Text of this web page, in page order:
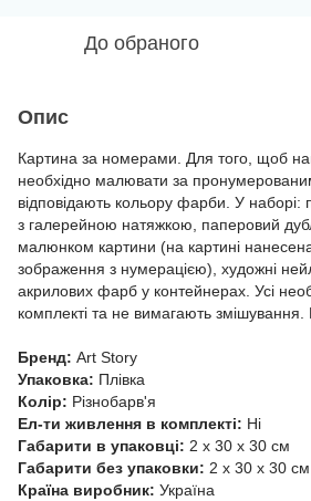
До обраного
Опис
Картина за номерами. Для того, щоб
необхідно малювати за
відповідають кольору фарби. У наборі:
з галерейною натяжкою, паперовий
малюнком картини (на картині
зображення з нумерацією), художні
акрилових фарб у контейнерах. Усі
комплекті та не вимагають змішування.
Бренд: Art Story
Упаковка: Плівка
Колір: Різнобарв'я
Ел-ти живлення в комплекті: Ні
Габарити в упаковці: 2 x 30 x 30 см
Габарити без упаковки: 2 x 30 x 30 см
Країна виробник: Україна